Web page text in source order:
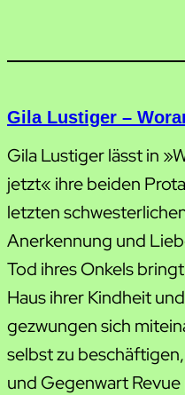
Gila Lustiger –
Gila Lustiger lässt in
jetzt« ihre beiden
letzten
Anerkennung und
Tod ihres Onkels
Haus ihrer Kindheit
gezwungen sich
selbst zu
und Gegenwart Revue